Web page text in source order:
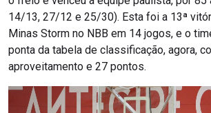
14/13, 27/12 e 25/30). Esta foi a 13ª
Minas Storm no NBB em 14 jogos, e o
ponta da tabela de classificação, agora,
aproveitamento e 27 pontos.